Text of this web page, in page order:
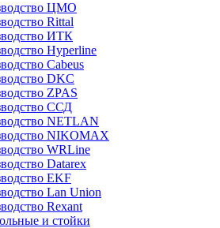
ЦМО
Rittal
ИТК
Hyperline
Cabeus
DKC
ZPAS
ССД
NETLAN
NIKOMAX
WRLine
Datarex
EKF
Lan Union
Rexant
и стойки